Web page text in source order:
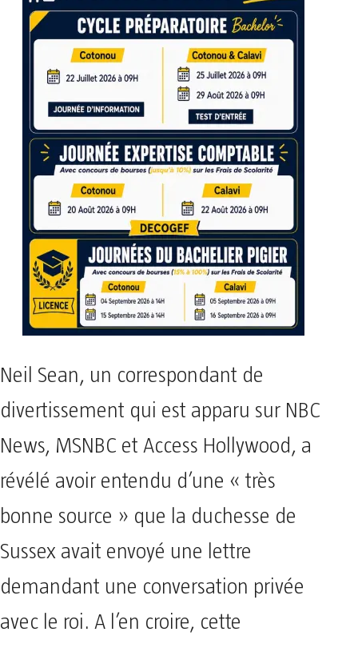
Neil Sean, un correspondant de
divertissement qui est apparu sur NBC
News, MSNBC et Access Hollywood, a
révélé avoir entendu d’une « très
bonne source » que la duchesse de
Sussex avait envoyé une lettre
demandant une conversation privée
avec le roi. A l’en croire, cette